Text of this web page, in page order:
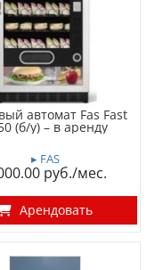
автомат Fas Fast
(б/у) – в аренду
▸ FAS
Арендовать